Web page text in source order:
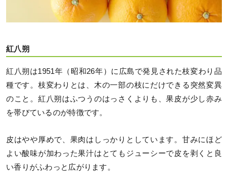
紅八朔
紅八朔は1951年（昭和26年）に広島で発見された枝変わり品
種です。枝変わりとは、木の一部の枝にだけできる突然変異
のこと。紅八朔はふつうのはっさくよりも、果皮が少し赤み
を帯びているのが特徴です。
皮はやや厚めで、果肉はしっかりとしています。甘みにほど
よい酸味が加わった果汁はとてもジューシーで皮を剥くと良
い香りがふわっと広がります。